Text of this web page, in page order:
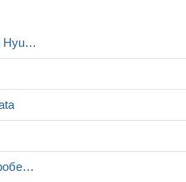
Sonata